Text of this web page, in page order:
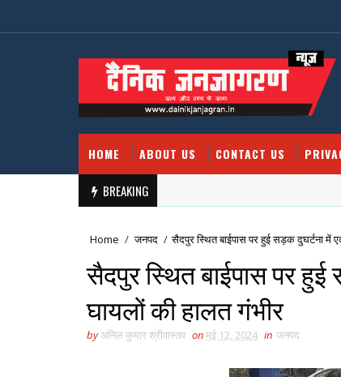
HOME ABOUT US CONTACT US
BREAKING
Home / जनपद / सैदपुर स्थित बाईपास पर हुई सड़क दुघर्टना में
सैदपुर स्थित बाईपास पर
घायलों की हालत गंभीर
byअनिल कुमार श्रीवास्तव onमई 12, 2024 in जनपद